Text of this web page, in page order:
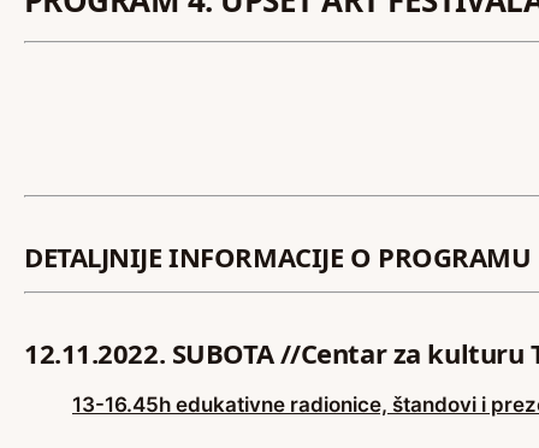
DETALJNIJE INFORMACIJE O PROGRAMU
12.11.2022. SUBOTA //Centar za kulturu
13-16.45h edukativne radionice, štandovi i